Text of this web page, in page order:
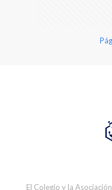
El Colegio y la